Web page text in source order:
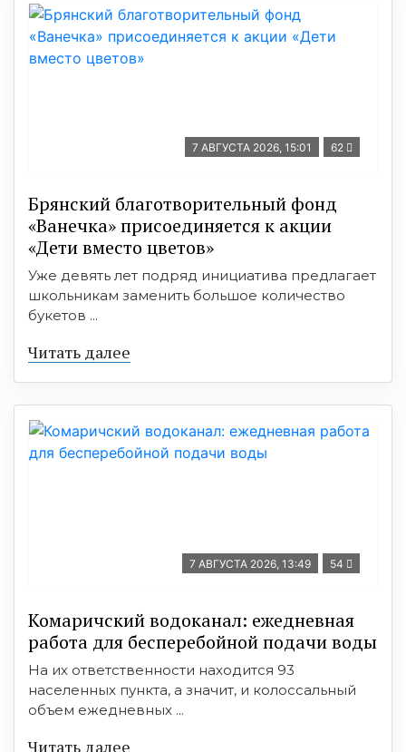
7 АВГУСТА 2026, 15:01 62
Брянский благотворительный фонд
«Ванечка» присоединяется к акции
«Дети вместо цветов»
Уже девять лет подряд инициатива предлагает
школьникам заменить большое количество
букетов ...
Читать далее
7 АВГУСТА 2026, 13:49 54
Комаричский водоканал: ежедневная
работа для бесперебойной подачи воды
На их ответственности находится 93
населенных пункта, а значит, и колоссальный
объем ежедневных ...
Читать далее